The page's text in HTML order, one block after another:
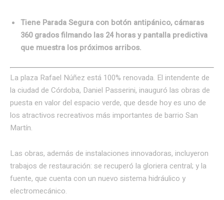
Tiene Parada Segura con botón antipánico, cámaras
360 grados filmando las 24 horas y pantalla predictiva
que muestra los próximos arribos.
La plaza Rafael Núñez está 100% renovada. El intendente de
la ciudad de Córdoba, Daniel Passerini, inauguró las obras de
puesta en valor del espacio verde, que desde hoy es uno de
los atractivos recreativos más importantes de barrio San
Martín.
Las obras, además de instalaciones innovadoras, incluyeron
trabajos de restauración: se recuperó la gloriera central; y la
fuente, que cuenta con un nuevo sistema hidráulico y
electromecánico.